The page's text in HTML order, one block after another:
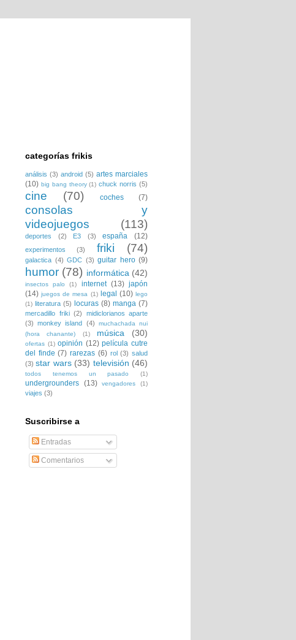
categorías frikis
análisis (3) android (5) artes marciales
(10) big bang theory (1) chuck norris (5)
cine (70) coches (7)
consolas y
videojuegos
(113)
deportes (2) E3 (3) españa (12)
experimentos (3) friki (74)
galactica (4) GDC (3) guitar hero (9)
humor (78) informática (42)
insectos palo (1) internet (13) japón
(14) juegos de mesa (1) legal (10) lego
(1) literatura (5) locuras (8) manga (7)
mercadillo friki (2)
midiclorianos aparte
(3)
monkey island (4)
muchachada nui
(hora chanante)
(1) música (30)
ofertas (1) opinión (12) película cutre
del finde (7) rarezas (6) rol (3) salud
(3) star wars (33) televisión (46)
todos tenemos un pasado (1)
undergrounders (13) vengadores (1)
viajes (3)
Suscribirse a
Entradas
Comentarios